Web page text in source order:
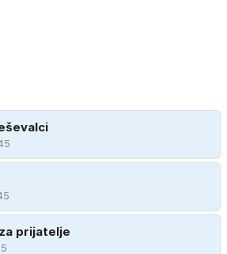
prijatelje